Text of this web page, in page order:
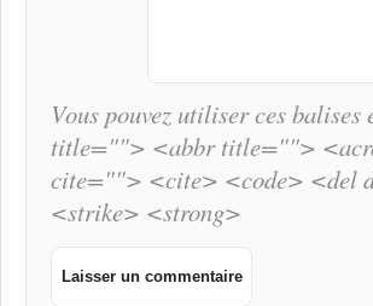
Vous pouvez utiliser ces
title=""> <abbr title="">
cite=""> <cite> <code> <del
<strike> <strong>